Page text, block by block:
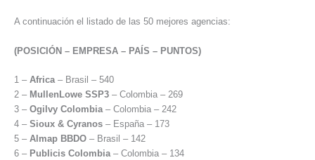
A continuación el listado de las 50 mejores agencias:
(POSICIÓN – EMPRESA – PAÍS – PUNTOS)
1 – Africa– Brasil – 540
2 – MullenLowe SSP3 – Colombia – 269
3 – Ogilvy Colombia– Colombia – 242
4 – Sioux & Cyranos – España – 173
5 – Almap BBDO – Brasil – 142
6 – Publicis Colombia– Colombia – 134